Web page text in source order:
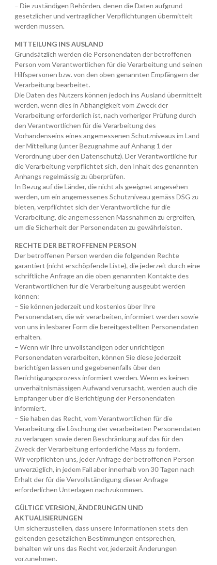
– Die zuständigen Behörden, denen die Daten aufgrund
gesetzlicher und vertraglicher Verpflichtungen übermittelt
werden müssen.
MITTEILUNG INS AUSLAND
Grundsätzlich werden die Personendaten der betroffenen
Person vom Verantwortlichen für die Verarbeitung und seinen
Hilfspersonen bzw. von den oben genannten Empfängern der
Verarbeitung bearbeitet.
Die Daten des Nutzers können jedoch ins Ausland übermittelt
werden, wenn dies in Abhängigkeit vom Zweck der
Verarbeitung erforderlich ist, nach vorheriger Prüfung durch
den Verantwortlichen für die Verarbeitung des
Vorhandenseins eines angemessenen Schutzniveaus im Land
der Mitteilung (unter Bezugnahme auf Anhang 1 der
Verordnung über den Datenschutz). Der Verantwortliche für
die Verarbeitung verpflichtet sich, den Inhalt des genannten
Anhangs regelmässig zu überprüfen.
In Bezug auf die Länder, die nicht als geeignet angesehen
werden, um ein angemessenes Schutzniveau gemäss DSG zu
bieten, verpflichtet sich der Verantwortliche für die
Verarbeitung, die angemessenen Massnahmen zu ergreifen,
um die Sicherheit der Personendaten zu gewährleisten.
RECHTE DER BETROFFENEN PERSON
Der betroffenen Person werden die folgenden Rechte
garantiert (nicht erschöpfende Liste), die jederzeit durch eine
schriftliche Anfrage an die oben genannten Kontakte des
Verantwortlichen für die Verarbeitung ausgeübt werden
können:
– Sie können jederzeit und kostenlos über Ihre
Personendaten, die wir verarbeiten, informiert werden sowie
von uns in lesbarer Form die bereitgestellten Personendaten
erhalten.
– Wenn wir Ihre unvollständigen oder unrichtigen
Personendaten verarbeiten, können Sie diese jederzeit
berichtigen lassen und gegebenenfalls über den
Berichtigungsprozess informiert werden. Wenn es keinen
unverhältnismässigen Aufwand verursacht, werden auch die
Empfänger über die Berichtigung der Personendaten
informiert.
– Sie haben das Recht, vom Verantwortlichen für die
Verarbeitung die Löschung der verarbeiteten Personendaten
zu verlangen sowie deren Beschränkung auf das für den
Zweck der Verarbeitung erforderliche Mass zu fordern.
Wir verpflichten uns, jeder Anfrage der betroffenen Person
unverzüglich, in jedem Fall aber innerhalb von 30 Tagen nach
Erhalt der für die Vervollständigung dieser Anfrage
erforderlichen Unterlagen nachzukommen.
GÜLTIGE VERSION, ÄNDERUNGEN UND
AKTUALISIERUNGEN
Um sicherzustellen, dass unsere Informationen stets den
geltenden gesetzlichen Bestimmungen entsprechen,
behalten wir uns das Recht vor, jederzeit Änderungen
vorzunehmen.